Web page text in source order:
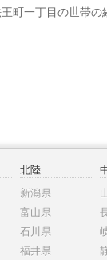
町一丁目の世帯の
北陸
新潟県
富山県
石川県
福井県